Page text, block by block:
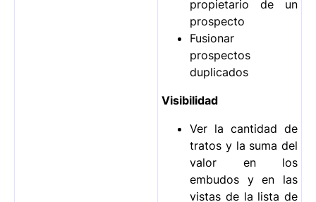
propietario de un
prospecto
Fusionar
prospectos
duplicados
Visibilidad
Ver la cantidad de
tratos y la suma del
valor en los
embudos y en las
vistas de la lista de